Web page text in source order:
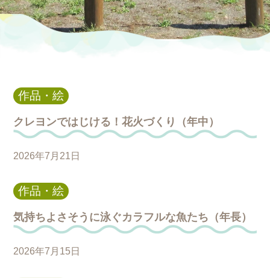
作品・絵
クレヨンではじける！花火づくり（年中）
2026年7月21日
作品・絵
気持ちよさそうに泳ぐカラフルな魚たち（年長）
2026年7月15日